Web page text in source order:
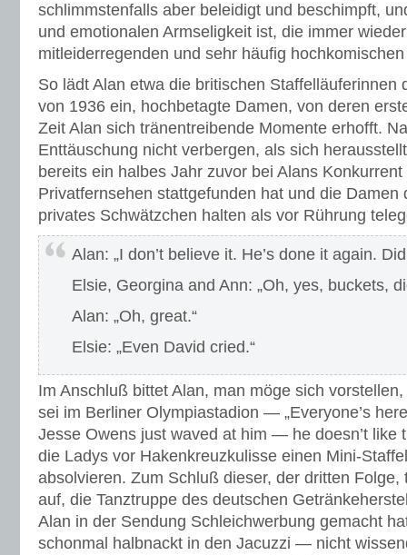
schlimmstenfalls aber beleidigt und beschimpft,
und emotionalen Armseligkeit ist, die immer
mitleiderregenden und sehr häufig
So lädt Alan etwa die britischen Staffelläuferinnen
von 1936 ein, hochbetagte Damen, von deren
Zeit Alan sich tränentreibende Momente erhofft.
Enttäuschung nicht verbergen, als sich
bereits ein halbes Jahr zuvor bei Alans
Privatfernsehen stattgefunden hat und die Damen
privates Schwätzchen halten als vor Rührung
Alan: „I don’t believe it. He’s done it again.
Elsie, Georgina and Ann: „Oh, yes, buckets,
Alan: „Oh, great.“
Elsie: „Even David cried.“
Im Anschluß bittet Alan, man möge sich
sei im Berliner Olympiastadion — „Everyone’s
Jesse Owens just waved at him — he doesn’t like
die Ladys vor Hakenkreuzkulisse einen Mini-
absolvieren. Zum Schluß dieser, der dritten Folge,
auf, die Tanztruppe des deutschen
Alan in der Sendung Schleichwerbung gemacht
schonmal halbnackt in den Jacuzzi — nicht